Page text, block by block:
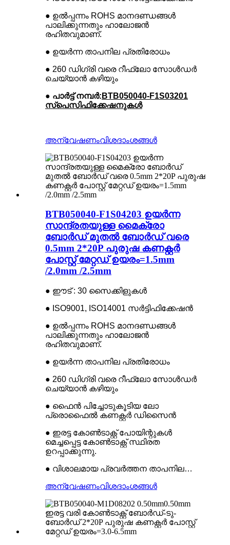
● ഉൽപ്പന്നം ROHS മാനദണ്ഡങ്ങൾ
പാലിക്കുന്നതും ഹാലോജൻ
രഹിതവുമാണ്.
● ഉയർന്ന താപനില പ്രതിരോധം
● 260 ഡിഗ്രി വരെ റീഫ്ലോ സോൾഡർ
ചെയ്യാൻ കഴിയും
● പാർട്ട് നമ്പർ: BTB050040-F1S03201
സ്പെസിഫിക്കേഷനുകൾ
അന്വേഷണംവിശദാംശങ്ങൾ
BTB050040-F1S04203 ഉയർന്ന
സാന്ദ്രതയുള്ള മൈക്രോ
ബോർഡ് മുതൽ ബോർഡ് വരെ
0.5mm 2*20P പുരുഷ കണക്റ്റർ
പോസ്റ്റ് മേറ്റഡ് ഉയരം=1.5mm
/2.0mm /2.5mm
● ഈട് : 30 സൈക്കിളുകൾ
● ISO9001, ISO14001 സർട്ടിഫിക്കേഷൻ
● ഉൽപ്പന്നം ROHS മാനദണ്ഡങ്ങൾ
പാലിക്കുന്നതും ഹാലോജൻ
രഹിതവുമാണ്.
● ഉയർന്ന താപനില പ്രതിരോധം
● 260 ഡിഗ്രി വരെ റീഫ്ലോ സോൾഡർ
ചെയ്യാൻ കഴിയും
● ഫൈൻ പിച്ചോടുകൂടിയ ലോ
പ്രൊഫൈൽ കണക്റ്റർ ഡിസൈൻ
● ഇരട്ട കോൺടാക്റ്റ് പോയിന്റുകൾ
മെച്ചപ്പെട്ട കോൺടാക്റ്റ് സ്ഥിരത
ഉറപ്പാക്കുന്നു.
● വിശാലമായ പ്രവർത്തന താപനില…
അന്വേഷണംവിശദാംശങ്ങൾ